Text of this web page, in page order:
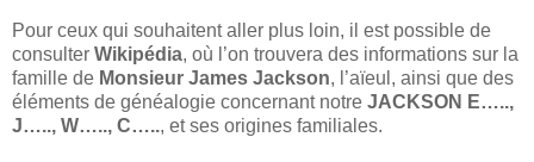
Pour ceux qui souhaitent aller plus loin, il est possible de
consulter Wikipédia, où l’on trouvera des informations sur la
famille de Monsieur James Jackson, l’aïeul, ainsi que des
éléments de généalogie concernant notre JACKSON E…..,
J….., W….., C….., et ses origines familiales.